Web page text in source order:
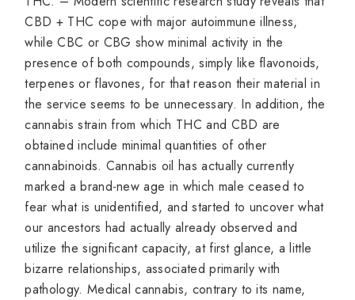
CBD + THC cope with major autoimmune illness,
while CBC or CBG show minimal activity in the
presence of both compounds, simply like flavonoids,
terpenes or flavones, for that reason their material in
the service seems to be unnecessary. In addition, the
cannabis strain from which THC and CBD are
obtained include minimal quantities of other
cannabinoids. Cannabis oil has actually currently
marked a brand-new age in which male ceased to
fear what is unidentified, and started to uncover what
our ancestors had actually already observed and
utilize the significant capacity, at first glance, a little
bizarre relationships, associated primarily with
pathology. Medical cannabis, contrary to its name,